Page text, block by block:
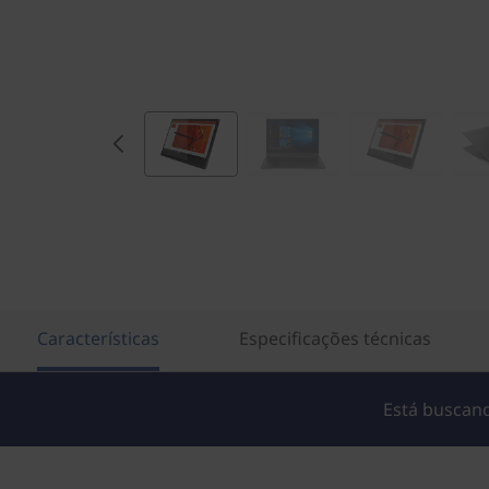
Características Especificações técnicas
Está